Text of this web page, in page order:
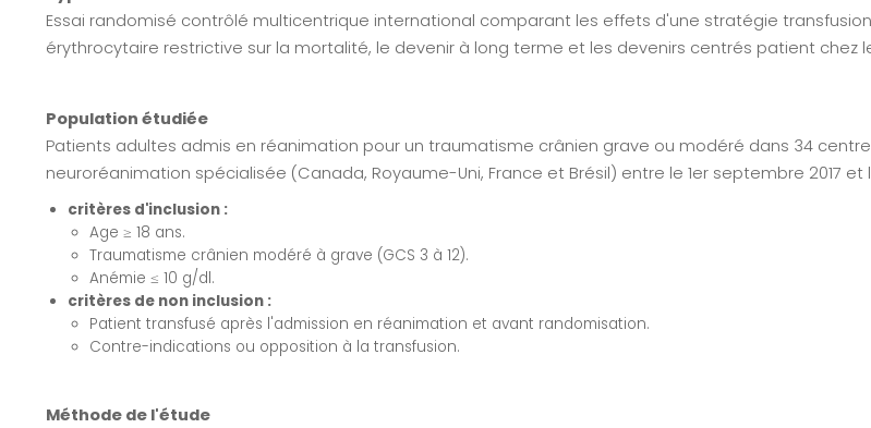
Essai randomisé contrôlé multicentrique international comparant les effets d'une stratégie
érythrocytaire restrictive sur la mortalité, le devenir à long terme et les devenirs centrés patient chez
Population étudiée
Patients adultes admis en réanimation pour un traumatisme crânien grave ou modéré dans 34
neuroréanimation spécialisée (Canada, Royaume-Uni, France et Brésil) entre le 1er septembre 2017 et
critères d'inclusion :
Age ≥ 18 ans.
Traumatisme crânien modéré à grave (GCS 3 à 12).
Anémie ≤ 10 g/dl.
critères de non inclusion :
Patient transfusé après l'admission en réanimation et avant randomisation.
Contre-indications ou opposition à la transfusion.
Méthode de l'étude